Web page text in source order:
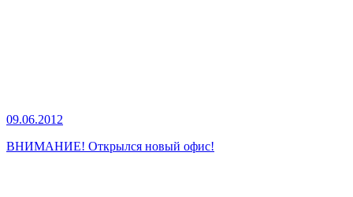
09.06.2012
ВНИМАНИЕ! Открылся новый офис!